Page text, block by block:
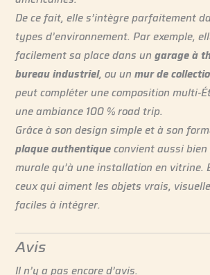
De ce fait, elle s’intègre parfaitement
types d’environnement. Par exemple,
facilement sa place dans ungarage à
bureau industriel, ou unmur de
peut compléter une composition multi-
une ambiance 100 % road trip.
Grâce à son design simple et à son
plaque authentiqueconvient aussi bien
murale qu’à une installation en vitrine.
ceux qui aiment les objets vrais,
faciles à intégrer.
Avis
Il n’y a pas encore d’avis.